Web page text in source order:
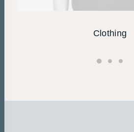
Clothing